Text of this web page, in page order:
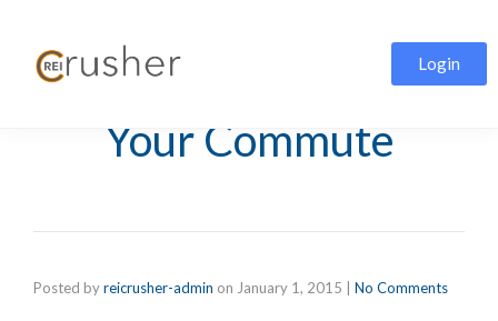
Login
Making the Most of
Your Commute
Posted byreicrusher-admin on January 1, 2015 No Comments